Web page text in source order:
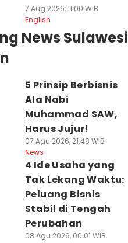
7 Aug 2026, 11:00 WIB
English
News Sulawesi
5 Prinsip Berbisnis
Ala Nabi
Muhammad SAW,
Harus Jujur!
07 Agu 2026, 21:48 WIB
News
4 Ide Usaha yang
Tak Lekang Waktu:
Peluang Bisnis
Stabil di Tengah
Perubahan
08 Agu 2026, 00:01 WIB